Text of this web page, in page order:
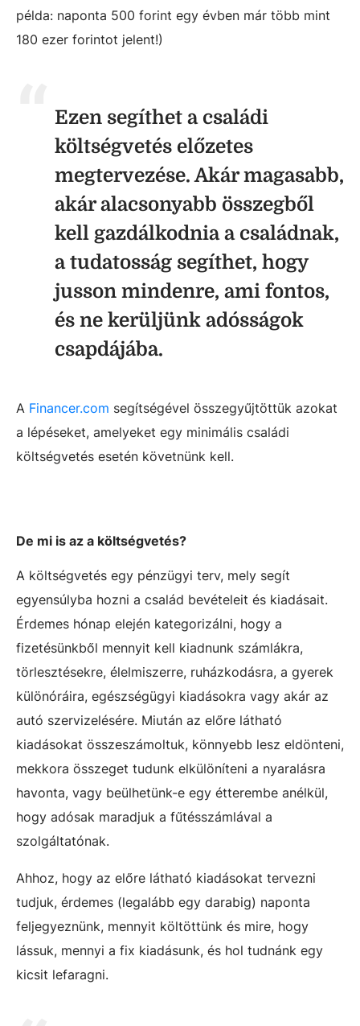
példa: naponta 500 forint egy évben már több mint
180 ezer forintot jelent!)
Ezen segíthet a családi
költségvetés előzetes
megtervezése. Akár magasabb,
akár alacsonyabb összegből
kell gazdálkodnia a családnak,
a tudatosság segíthet, hogy
jusson mindenre, ami fontos,
és ne kerüljünk adósságok
csapdájába.
A Financer.com segítségével összegyűjtöttük azokat
a lépéseket, amelyeket egy minimális családi
költségvetés esetén követnünk kell.
De mi is az a költségvetés?
A költségvetés egy pénzügyi terv, mely segít
egyensúlyba hozni a család bevételeit és kiadásait.
Érdemes hónap elején kategorizálni, hogy a
fizetésünkből mennyit kell kiadnunk számlákra,
törlesztésekre, élelmiszerre, ruházkodásra, a gyerek
különóráira, egészségügyi kiadásokra vagy akár az
autó szervizelésére. Miután az előre látható
kiadásokat összeszámoltuk, könnyebb lesz eldönteni,
mekkora összeget tudunk elkülöníteni a nyaralásra
havonta, vagy beülhetünk-e egy étterembe anélkül,
hogy adósak maradjuk a fűtésszámlával a
szolgáltatónak.
Ahhoz, hogy az előre látható kiadásokat tervezni
tudjuk, érdemes (legalább egy darabig) naponta
feljegyeznünk, mennyit költöttünk és mire, hogy
lássuk, mennyi a fix kiadásunk, és hol tudnánk egy
kicsit lefaragni.